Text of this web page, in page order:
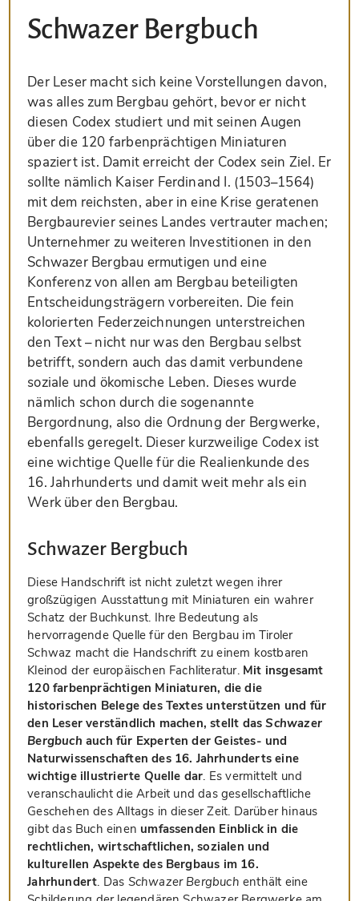
Schwazer Bergbuch
Der Leser macht sich keine Vorstellungen davon,
was alles zum Bergbau gehört, bevor er nicht
diesen Codex studiert und mit seinen Augen
über die 120 farbenprächtigen Miniaturen
spaziert ist. Damit erreicht der Codex sein Ziel. Er
sollte nämlich Kaiser Ferdinand I. (1503–1564)
mit dem reichsten, aber in eine Krise geratenen
Bergbaurevier seines Landes vertrauter machen;
Unternehmer zu weiteren Investitionen in den
Schwazer Bergbau ermutigen und eine
Konferenz von allen am Bergbau beteiligten
Entscheidungsträgern vorbereiten. Die fein
kolorierten Federzeichnungen unterstreichen
den Text – nicht nur was den Bergbau selbst
betrifft, sondern auch das damit verbundene
soziale und ökomische Leben. Dieses wurde
nämlich schon durch die sogenannte
Bergordnung, also die Ordnung der Bergwerke,
ebenfalls geregelt. Dieser kurzweilige Codex ist
eine wichtige Quelle für die Realienkunde des
16. Jahrhunderts und damit weit mehr als ein
Werk über den Bergbau.
Schwazer Bergbuch
Diese Handschrift ist nicht zuletzt wegen ihrer
großzügigen Ausstattung mit Miniaturen ein wahrer
Schatz der Buchkunst. Ihre Bedeutung als
hervorragende Quelle für den Bergbau im Tiroler
Schwaz macht die Handschrift zu einem kostbaren
Kleinod der europäischen Fachliteratur. Mit insgesamt
120 farbenprächtigen Miniaturen, die die
historischen Belege des Textes unterstützen und für
den Leser verständlich machen, stellt dasSchwazer
Bergbuch auch für Experten der Geistes- und
Naturwissenschaften des 16. Jahrhunderts eine
wichtige illustrierte Quelle dar. Es vermittelt und
veranschaulicht die Arbeit und das gesellschaftliche
Geschehen des Alltags in dieser Zeit. Darüber hinaus
gibt das Buch einen umfassenden Einblick in die
rechtlichen, wirtschaftlichen, sozialen und
kulturellen Aspekte des Bergbaus im 16.
Jahrhundert. Das Schwazer Bergbuch enthält eine